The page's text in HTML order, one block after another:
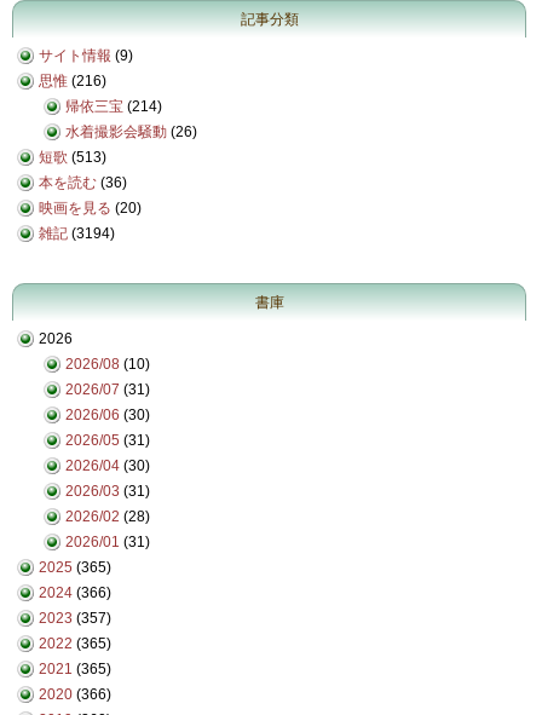
記事分類
サイト情報 (9)
思惟 (216)
帰依三宝 (214)
水着撮影会騒動 (26)
短歌 (513)
本を読む (36)
映画を見る (20)
雑記 (3194)
書庫
2026
2026/08 (10)
2026/07 (31)
2026/06 (30)
2026/05 (31)
2026/04 (30)
2026/03 (31)
2026/02 (28)
2026/01 (31)
2025 (365)
2024 (366)
2023 (357)
2022 (365)
2021 (365)
2020 (366)